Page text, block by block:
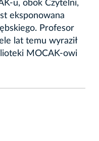
u, obok Czytelni,
eksponowana
Profesor
lat temu wyraził
MOCAK-owi